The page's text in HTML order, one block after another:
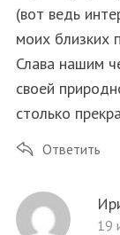
(вот ведь
моих близких
Слава нашим
своей
столько
Ответить
19
S
e
r
По